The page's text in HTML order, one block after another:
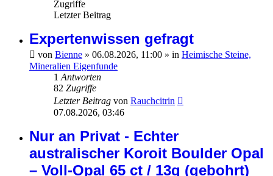
Zugriffe
Letzter Beitrag
Expertenwissen gefragt
von Bienne » 06.08.2026, 11:00 » in Heimische Steine,
Mineralien Eigenfunde
1 Antworten
82 Zugriffe
Letzter Beitrag von Rauchcitrin
07.08.2026, 03:46
Nur an Privat - Echter
australischer Koroit Boulder Opal
– Voll-Opal 65 ct / 13g (gebohrt)